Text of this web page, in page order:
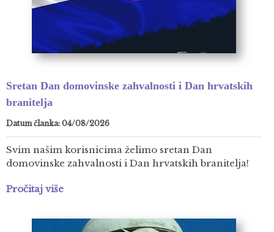
Sretan Dan domovinske zahvalnosti i Dan hrvatskih
branitelja
Datum članka: 04/08/2026
Svim našim korisnicima želimo sretan Dan
domovinske zahvalnosti i Dan hrvatskih branitelja!
Pročitaj više